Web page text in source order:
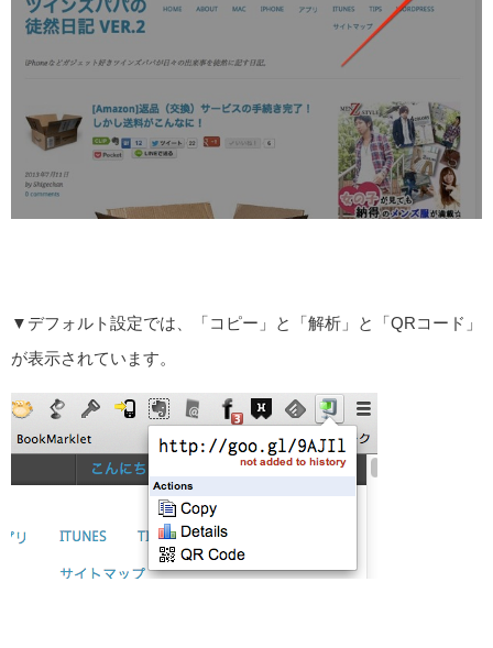
▼デフォルト設定では、「コピー」と「解析」と「QRコード」
が表示されています。